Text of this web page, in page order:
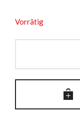
Vorrätig
Satz
quantity